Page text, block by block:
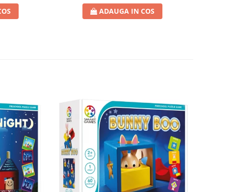
ADAUGA IN COS